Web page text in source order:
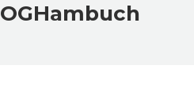
OGHambuch